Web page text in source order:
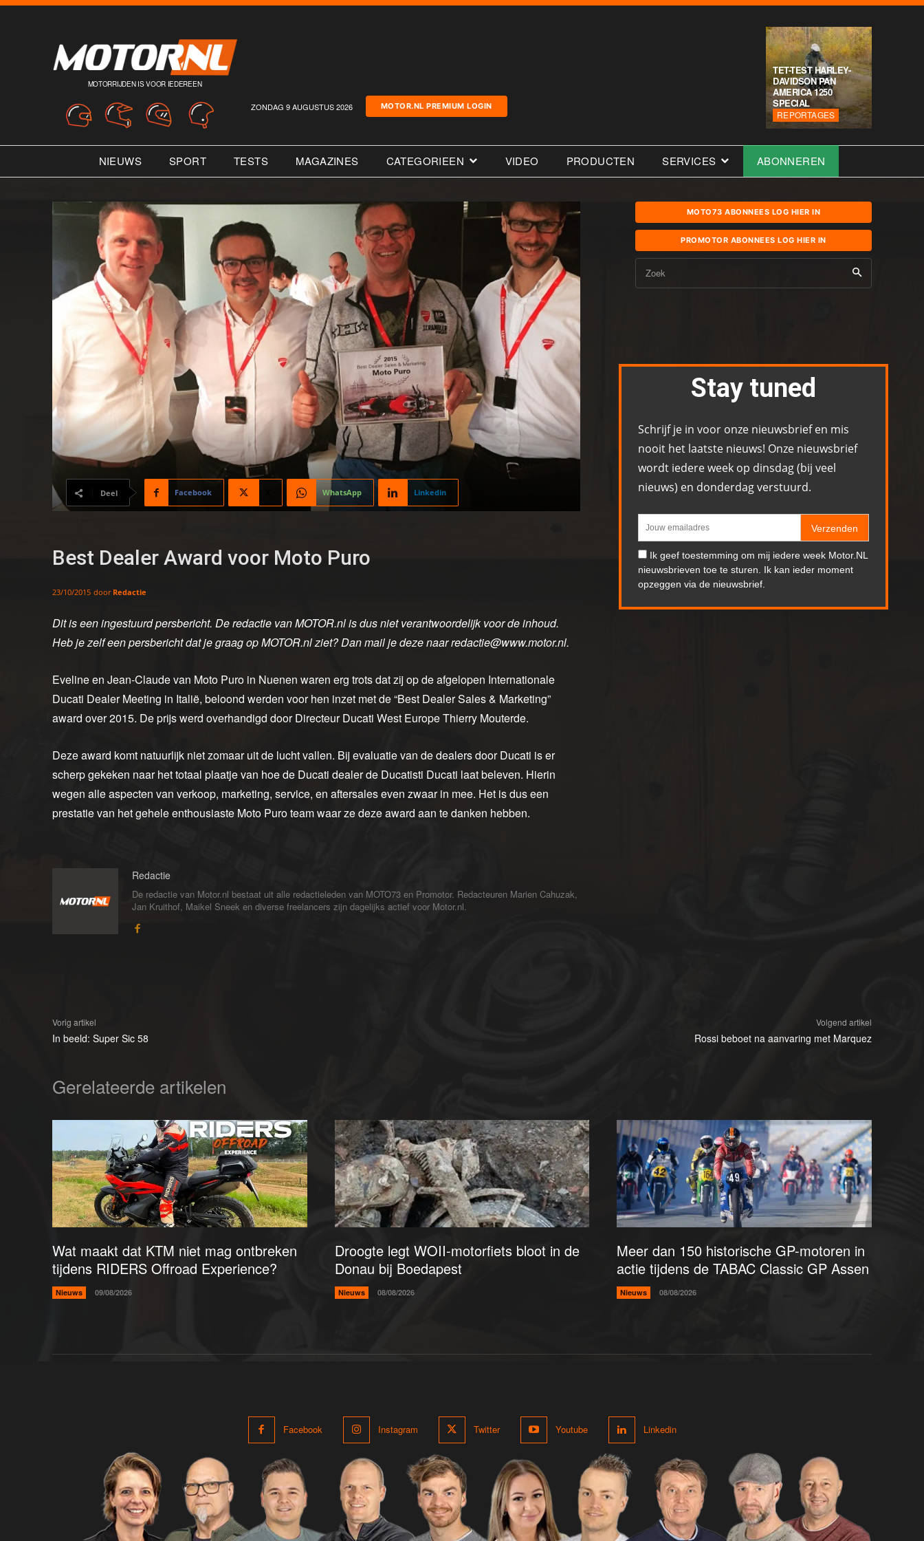
MOTORRIJDEN IS VOOR IEDEREEN
ZONDAG 9 AUGUSTUS 2026 MOTOR.NL PREMIUM LOGIN
TET-TEST HARLEY-
DAVIDSON PAN
AMERICA 1250
SPECIAL
REPORTAGES
NIEUWS SPORT TESTS MAGAZINES CATEGORIEEN VIDEO PRODUCTEN SERVICES ABONNEREN
Deel Facebook WhatsApp Linkedin
Best Dealer Award voor Moto Puro
23/10/2015 door Redactie
Dit is een ingestuurd persbericht. De redactie van MOTOR.nl is dus niet verantwoordelijk voor de inhoud.
Heb je zelf een persbericht dat je graag op MOTOR.nl ziet? Dan mail je deze naar redactie@www.motor.nl.
Eveline en Jean-Claude van Moto Puro in Nuenen waren erg trots dat zij op de afgelopen Internationale
Ducati Dealer Meeting in Italië, beloond werden voor hen inzet met de “Best Dealer Sales & Marketing”
award over 2015. De prijs werd overhandigd door Directeur Ducati West Europe Thierry Mouterde.
Deze award komt natuurlijk niet zomaar uit de lucht vallen. Bij evaluatie van de dealers door Ducati is er
scherp gekeken naar het totaal plaatje van hoe de Ducati dealer de Ducatisti Ducati laat beleven. Hierin
wegen alle aspecten van verkoop, marketing, service, en aftersales even zwaar in mee. Het is dus een
prestatie van het gehele enthousiaste Moto Puro team waar ze deze award aan te danken hebben.
Redactie
De redactie van Motor.nl bestaat uit alle redactieleden van MOTO73 en Promotor. Redacteuren Marien Cahuzak,
Jan Kruithof, Maikel Sneek en diverse freelancers zijn dagelijks actief voor Motor.nl.
MOTO73 ABONNEES LOG HIER IN
PROMOTOR ABONNEES LOG HIER IN
Zoek
Stay tuned
Schrijf je in voor onze nieuwsbrief en mis
nooit het laatste nieuws! Onze nieuwsbrief
wordt iedere week op dinsdag (bij veel
nieuws) en donderdag verstuurd.
Verzenden
Ik geef toestemming om mij iedere week Motor.NL
nieuwsbrieven toe te sturen. Ik kan ieder moment
opzeggen via de nieuwsbrief.
Vorig artikel
In beeld: Super Sic 58
Volgend artikel
Rossi beboet na aanvaring met Marquez
Gerelateerde artikelen
Wat maakt dat KTM niet mag ontbreken
tijdens RIDERS Offroad Experience?
Nieuws 09/08/2026
Droogte legt WOII-motorfiets bloot in de
Donau bij Boedapest
Nieuws 08/08/2026
Meer dan 150 historische GP-motoren in
actie tijdens de TABAC Classic GP Assen
Nieuws 08/08/2026
Facebook Instagram Twitter Youtube Linkedin